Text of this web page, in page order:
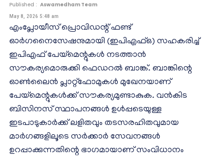
Published : Aswamedham Team
May 8, 2026 5:48 am
എംപ്ലോയീസ് പ്രൊവിഡന്റ് ഫണ്ട്
ഓർഗനൈസേഷനുമായി (ഇപിഎഫ്ഒ) സഹകരിച്ച്
ഇപിഎഫ് പേയ്‌മെന്റുകൾ നടത്താൻ
സൗകര്യമൊരുക്കി ഫെഡറൽ ബാങ്ക്. ബാങ്കിന്റെ
ഓൺലൈൻ പ്ലാറ്റ്‌ഫോമുകൾ മുഖേനയാണ്
പേയ്‌മെന്റുകൾക്ക് സൗകര്യമുണ്ടാകുക. വൻകിട
ബിസിനസ് സ്ഥാപനങ്ങൾ ഉൾപ്പടെയുള്ള
ഇടപാടുകാർക്ക് ലളിതവും തടസരഹിതവുമായ
മാർഗങ്ങളിലൂടെ സർക്കാർ സേവനങ്ങൾ
ഉറപ്പാക്കുന്നതിന്റെ ഭാഗമായാണ് സംവിധാനം